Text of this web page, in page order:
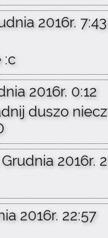
2016r. 7:43
:c
2016r. 0:12
duszo
Grudnia 2016r.
2016r. 22:57